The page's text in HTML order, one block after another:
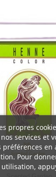
propres
services et
en
Pour